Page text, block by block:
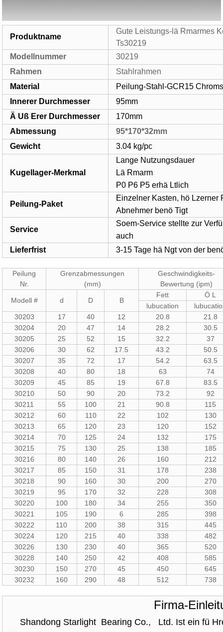
Produktname
Gute Leistungs-lä Rmarmes
Ts30219
Modellnummer
30219
Rahmen
Stahlrahmen
Material
Peilung-Stahl-GCR15
Innerer Durchmesser
95mm
Ä Uß Erer Durchmesser
170mm
Abmessung
95*170*32mm
Gewicht
3.04 kg/pc
Kugellager-Merkmal
Lange Nutzungsdauer
Lä Rmarm
P0 P6 P5 erhä Ltlich
Peilung-Paket
Einzelner Kasten, hö Lzerner
Abnehmer benö Tigt
Service
Soem-Service stellte zur
auch
Lieferfrist
3-15 Tage hä Ngt von der
Peilung
Nr.
Grenzabmessungen
(mm)
Geschwindigkeits-
Bewertung (ipm)
Modell # d D B
Fett
Ö L
lubucation
30203
17 40 12 20.8
21.8
30204
20 47 14 28.2
30.5
30205
25 52 15 32.2
37
30206
30 62 17.5 43.2
50.5
30207
35 72 17 54.2
63.5
30208
40 80 18 63
74
30209
45 85 19 67.8
83.5
30210
50 90 20 73.2
92
30211
55 100 21 90.8
115
30212
60 110 22 102
130
30213
65 120 23 120
152
30214
70 125 24 132
175
30215
75 130 25 138
185
30216
80 140 26 160
212
30217
85 150 31 178
238
30218
90 160 30 200
270
30219
95 170 32 228
308
30220
100 180 34 255
350
30221
105 190 6 285
398
30222
110 200 38 315
445
30224
120 215 40 338
482
30226
130 230 40 365
520
30228
140 250 42 408
585
30230
150 270 45 450
645
30232
160 290 48 512 738
Firma-
Shandong Starlight Bearing Co., Ltd. Ist ein fü